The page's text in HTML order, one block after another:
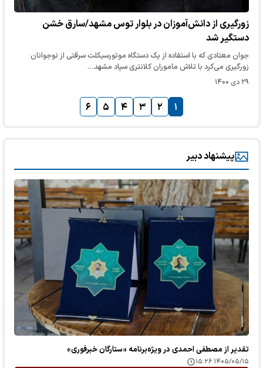
زورگیری از دانش‌آموزان در بلوار توس مشهد/سارق خشن
دستگیر شد
جوان معتادی که با استفاده از یک دستگاه موتورسیکلت سرقتی از نوجوانان
زورگیری می‌کرد با تلاش ماموران کلانتری سپاد مشهد…
۲۹ دی ۱۴۰۰
۱ ۲ ۳ ۴ ۵ ۶
پیشنهاد دبیر
تقدیر از مصطفی احمدی در ویژه‌برنامه «ستارگان خبرفوری»
۱۴۰۵/۰۵/۱۵ ۱۵:۲۶